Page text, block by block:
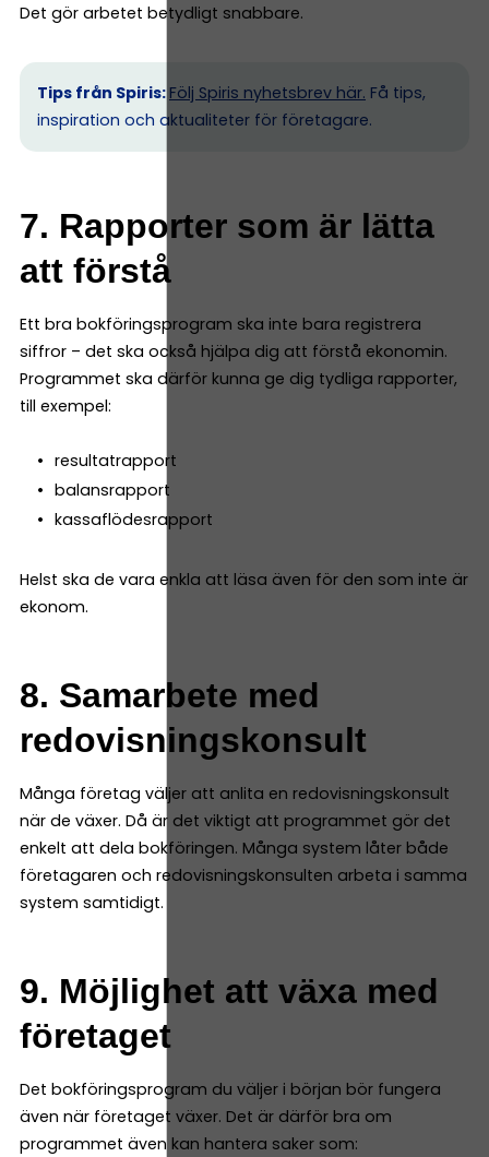
Det gör arbetet betydligt snabbare.
Tips från Spiris: Följ Spiris nyhetsbrev här. Få tips,
inspiration och aktualiteter för företagare.
7. Rapporter som är lätta
att förstå
Ett bra bokföringsprogram ska inte bara registrera
siffror – det ska också hjälpa dig att förstå ekonomin.
Programmet ska därför kunna ge dig tydliga rapporter,
till exempel:
resultatrapport
balansrapport
kassaflödesrapport
Helst ska de vara enkla att läsa även för den som inte är
ekonom.
8. Samarbete med
redovisningskonsult
Många företag väljer att anlita en redovisningskonsult
när de växer. Då är det viktigt att programmet gör det
enkelt att dela bokföringen. Många system låter både
företagaren och redovisningskonsulten arbeta i samma
system samtidigt.
9. Möjlighet att växa med
företaget
Det bokföringsprogram du väljer i början bör fungera
även när företaget växer. Det är därför bra om
programmet även kan hantera saker som: